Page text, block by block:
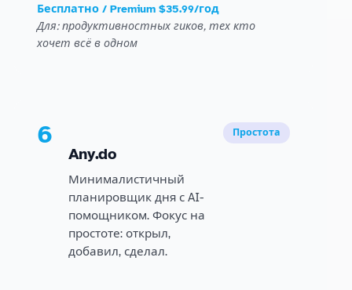
Бесплатно / Premium $35.99/год
Для: продуктивностных гиков, тех кто
хочет всё в одном
6
Any.do
Минималистичный
планировщик дня с AI-
помощником. Фокус на
простоте: открыл,
добавил, сделал.
Простота